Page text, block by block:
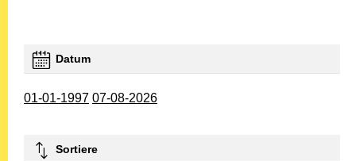
Datum
01-01-1997 07-08-2026
Sortiere